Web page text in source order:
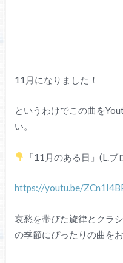
11月になりました！
というわけでこの曲を
い。
「11月のある日」(L.ブ
https://youtu.be/
哀愁を帯びた旋律とクラ
の季節にぴったりの曲を